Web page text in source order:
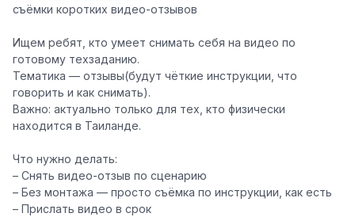
съёмки коротких видео-отзывов
Ищем ребят, кто умеет снимать себя на видео по
готовому техзаданию.
Тематика — отзывы(будут чёткие инструкции, что
говорить и как снимать).
Важно: актуально только для тех, кто физически
находится в Таиланде.
Что нужно делать:
– Снять видео-отзыв по сценарию
– Без монтажа — просто съёмка по инструкции, как есть
– Прислать видео в срок